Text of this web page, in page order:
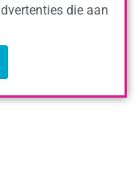
die aan